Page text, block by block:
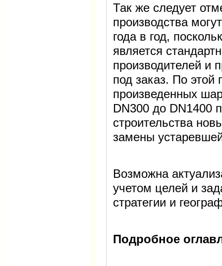
Так же следует
производства
года в год,
является
производителей и
под заказ. По этой
произведенных
DN300 до DN1400
строительства
замены
Возможна
учетом целей и
стратегии и
Подробное